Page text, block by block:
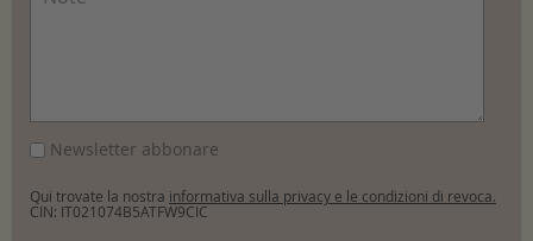
Newsletter abbonare
Qui trovate la nostra informativa sulla privacy e le condizioni di revoca.
CIN: IT021074B5ATFW9CIC